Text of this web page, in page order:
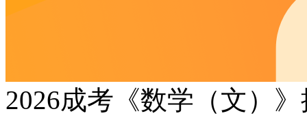
2026成考《数学（文）